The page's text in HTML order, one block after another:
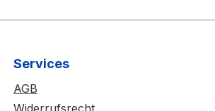
Services
AGB
Widerrufsrecht